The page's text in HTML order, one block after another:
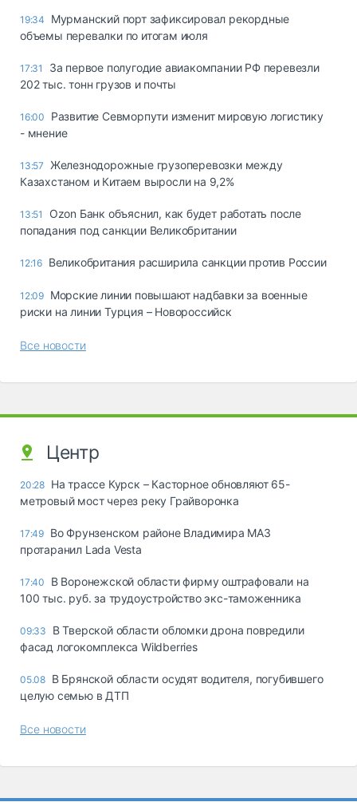
19:34
Мурманский порт зафиксировал рекордные
объемы перевалки по итогам июля
17:31
За первое полугодие авиакомпании РФ перевезли
202 тыс. тонн грузов и почты
16:00
Развитие Севморпути изменит мировую логистику
- мнение
13:57
Железнодорожные грузоперевозки между
Казахстаном и Китаем выросли на 9,2%
13:51
Ozon Банк объяснил, как будет работать после
попадания под санкции Великобритании
12:16 Великобритания расширила санкции против России
12:09 Морские линии повышают надбавки за военные
риски на линии Турция – Новороссийск
Все новости
Центр
20:28 На трассе Курск – Касторное обновляют 65-
метровый мост через реку Грайворонка
17:49 Во Фрунзенском районе Владимира МАЗ
протаранил Lada Vesta
17:40
В Воронежской области фирму оштрафовали на
100 тыс. руб. за трудоустройство экс-таможенника
09:33
В Тверской области обломки дрона повредили
фасад логокомплекса Wildberries
05.08 В Брянской области осудят водителя, погубившего
целую семью в ДТП
Все новости